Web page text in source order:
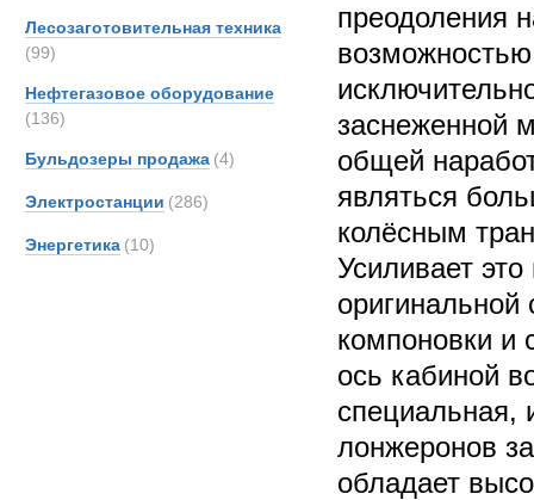
Лесозаготовительная техника
(99)
Нефтегазовое оборудование
(136)
Бульдозеры продажа (4)
Электростанции (286)
Энергетика (10)
преодоления
заснеженной
общей
являться
колёсным
Усиливает
оригинальной
компоновки и
ось кабиной
специальная,
лонжеронов
обладает